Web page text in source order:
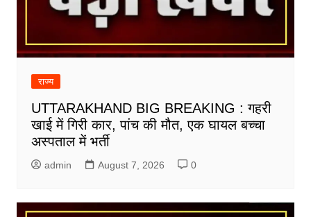
राज्य
UTTARAKHAND BIG BREAKING : गहरी
खाई में गिरी कार, पांच की मौत, एक घायल बच्चा
अस्पताल में भर्ती
admin August 7, 2026 0